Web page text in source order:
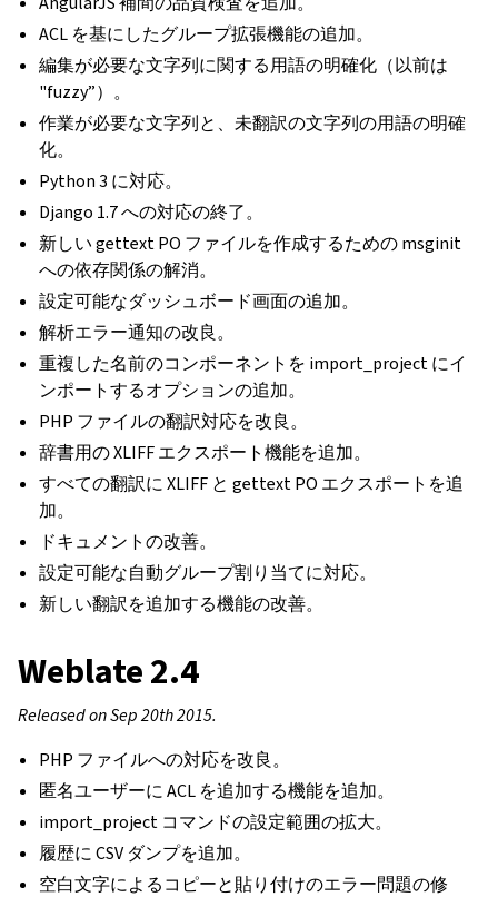
ACL を基にしたグループ拡張機能の追加。
編集が必要な文字列に関する用語の明確化（以前は
"fuzzy”）。
作業が必要な文字列と、未翻訳の文字列の用語の明確
化。
Python 3 に対応。
Django 1.7 への対応の終了。
新しい gettext PO ファイルを作成するための msginit
への依存関係の解消。
設定可能なダッシュボード画面の追加。
解析エラー通知の改良。
重複した名前のコンポーネントを import_project にイ
ンポートするオプションの追加。
PHP ファイルの翻訳対応を改良。
辞書用の XLIFF エクスポート機能を追加。
すべての翻訳に XLIFF と gettext PO エクスポートを追
加。
ドキュメントの改善。
設定可能な自動グループ割り当てに対応。
新しい翻訳を追加する機能の改善。
Weblate 2.4
Released on Sep 20th 2015.
PHP ファイルへの対応を改良。
匿名ユーザーに ACL を追加する機能を追加。
import_project コマンドの設定範囲の拡大。
履歴に CSV ダンプを追加。
空白文字によるコピーと貼り付けのエラー問題の修